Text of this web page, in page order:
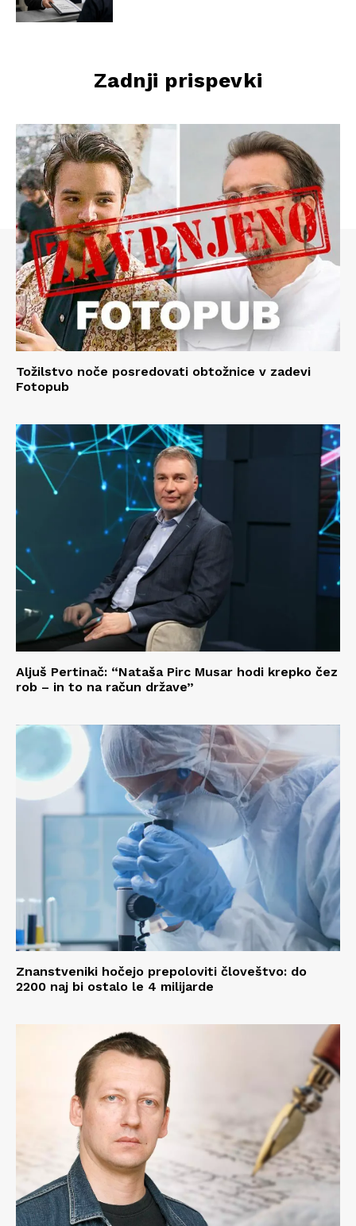
Zadnji prispevki
Tožilstvo noče posredovati obtožnice v zadevi
Fotopub
Aljuš Pertinač: “Nataša Pirc Musar hodi krepko čez
rob – in to na račun države”
Znanstveniki hočejo prepoloviti človeštvo: do
2200 naj bi ostalo le 4 milijarde